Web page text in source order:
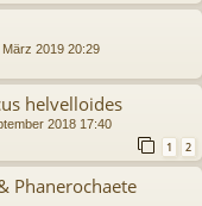
2019 20:29
helvelloides
2018 17:40
1 2
Phanerochaete